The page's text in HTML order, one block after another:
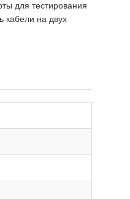
для тестирования
кабели на двух